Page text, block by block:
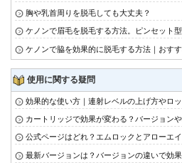
胸や乳首周りを脱毛しても大丈夫？
ケノンで眉毛を脱毛する方法。ピンセット
ケノンで脇を効果的に脱毛する方法｜おす
使用に関する疑問
効果的な使い方｜連射レベルの上げ方やロ
カートリッジで効果が変わる？バージョン
公式ページはどれ？エムロックとアローエ
最新バージョンは？バージョンの違いで効